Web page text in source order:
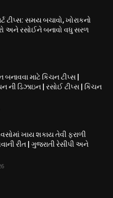
ટીપ્સ: સમય બચાવો, ખોરાકનો
અને રસોઈને બનાવો વધુ સરળ
બનાવવા માટે કિચન ટીપ્સ |
ની ડિઝાઇન | રસોઈ ટીપ્સ | કિચન
ખાય શકાય તેવી ફરાળી
રીત | ગુજરાતી રેસીપી અને